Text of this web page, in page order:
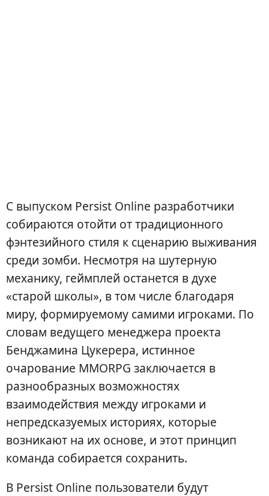
С выпуском Persist Online разработчики
собираются отойти от традиционного
фэнтезийного стиля к сценарию выживания
среди зомби. Несмотря на шутерную
механику, геймплей останется в духе
«старой школы», в том числе благодаря
миру, формируемому самими игроками. По
словам ведущего менеджера проекта
Бенджамина Цукерера, истинное
очарование MMORPG заключается в
разнообразных возможностях
взаимодействия между игроками и
непредсказуемых историях, которые
возникают на их основе, и этот принцип
команда собирается сохранить.
В Persist Online пользователи будут